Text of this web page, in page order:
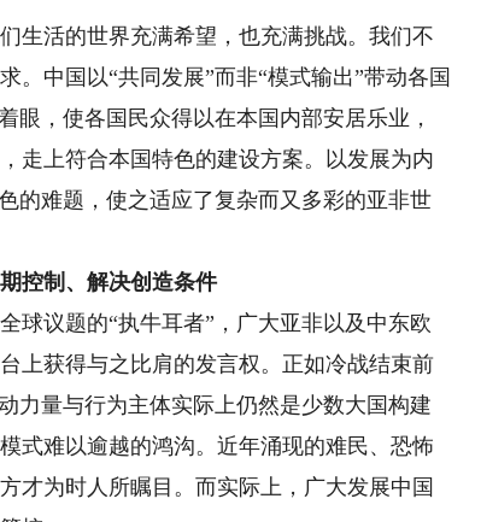
活的世界充满希望，也充满挑战。我们不
。中国以“共同发展”而非“模式输出”带动各国
眼，使各国民众得以在本国内部安居乐业，
走上符合本国特色的建设方案。以发展为内
的难题，使之适应了复杂而又多彩的亚非世
控制、解决创造条件
议题的“执牛耳者”，广大亚非以及中东欧
上获得与之比肩的发言权。正如冷战结束前
力量与行为主体实际上仍然是少数大国构建
式难以逾越的鸿沟。近年涌现的难民、恐怖
才为时人所瞩目。而实际上，广大发展中国